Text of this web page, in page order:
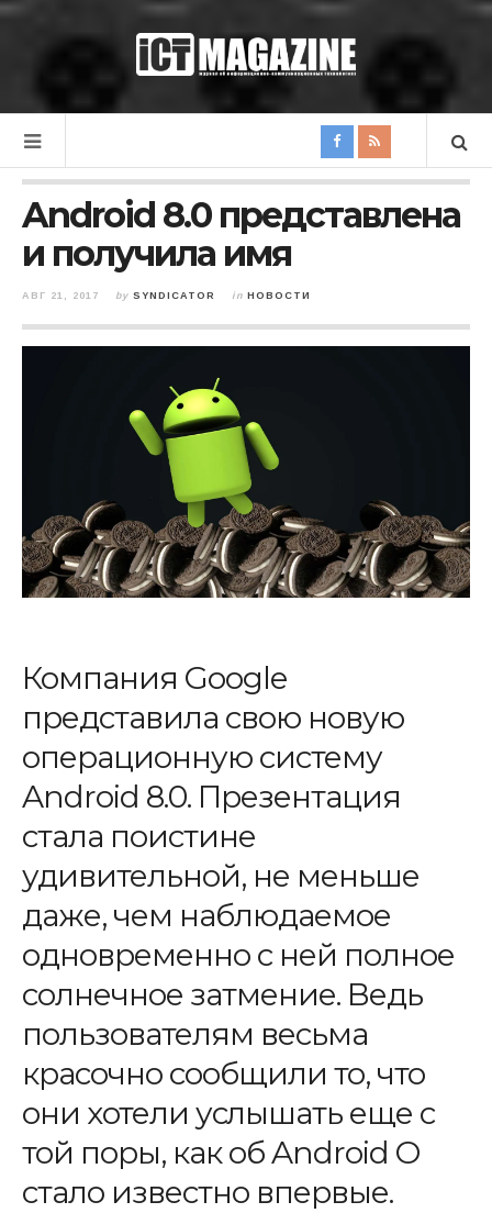
Android 8.0 представлена
и получила имя
АВГ 21, 2017 by SYNDICATOR in НОВОСТИ
Компания Google
представила свою новую
операционную систему
Android 8.0. Презентация
стала поистине
удивительной, не меньше
даже, чем наблюдаемое
одновременно с ней полное
солнечное затмение. Ведь
пользователям весьма
красочно сообщили то, что
они хотели услышать еще с
той поры, как об Android O
стало известно впервые.